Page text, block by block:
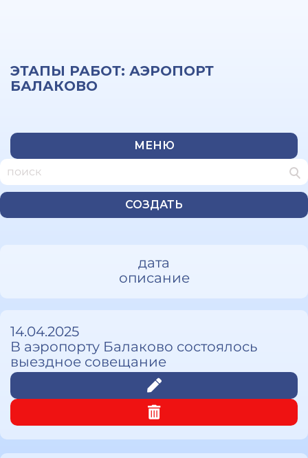
ЭТАПЫ РАБОТ: АЭРОПОРТ
БАЛАКОВО
МЕНЮ
СОЗДАТЬ
дата
описание
14.04.2025
В аэропорту Балаково состоялось
выездное совещание